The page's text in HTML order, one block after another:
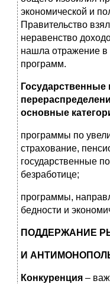
экономической и
Правительство
неравенство
нашла отражение в
программ.
основные
программы по
страхование,
государственные
безработице;
программы,
бедности и
ПОДДЕРЖАНИЕ
И
Конкуренция –